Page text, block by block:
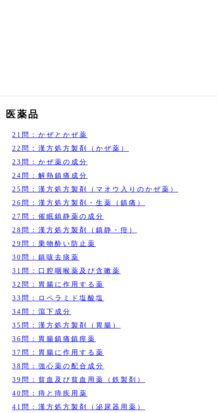
医薬品
21問：かぜとかぜ薬
22問：漢方処方製剤（かぜ薬）
23問：かぜ薬の成分
24問：解熱鎮痛成分
25問：漢方処方製剤（マオウ入りのかぜ薬）
26問：漢方処方製剤・生薬（鎮痛）
27問：催眠鎮静薬の成分
28問：漢方処方製剤（鎮静・疳）
29問：乗物酔い防止薬
30問：鎮咳去痰薬
31問：口腔咽喉薬及び含嗽薬
32問：胃腸に作用する薬
33問：ロペラミド塩酸塩
34問：瀉下成分
35問：漢方処方製剤（胃腸）
36問：胃腸鎮痛鎮痙薬
37問：胃腸に作用する薬
38問：強心薬の配合成分
39問：貧血及び貧血用薬（鉄製剤）
40問：痔と痔疾用薬
41問：漢方処方製剤（泌尿器用薬）